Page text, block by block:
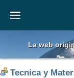
La web
Tecnica y